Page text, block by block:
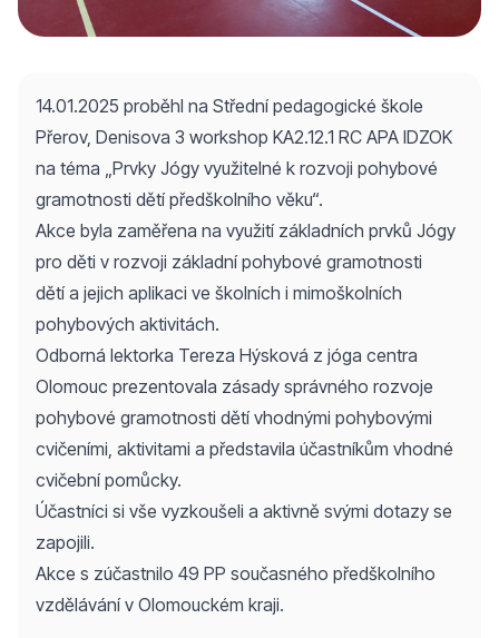
14.01.2025 proběhl na Střední pedagogické škole
Přerov, Denisova 3 workshop KA2.12.1 RC APA IDZOK
na téma „Prvky Jógy využitelné k rozvoji pohybové
gramotnosti dětí předškolního věku“.
Akce byla zaměřena na využití základních prvků Jógy
pro děti v rozvoji základní pohybové gramotnosti
dětí a jejich aplikaci ve školních i mimoškolních
pohybových aktivitách.
Odborná lektorka Tereza Hýsková z jóga centra
Olomouc prezentovala zásady správného rozvoje
pohybové gramotnosti dětí vhodnými pohybovými
cvičeními, aktivitami a představila účastníkům vhodné
cvičební pomůcky.
Účastníci si vše vyzkoušeli a aktivně svými dotazy se
zapojili.
Akce s zúčastnilo 49 PP současného předškolního
vzdělávání v Olomouckém kraji.